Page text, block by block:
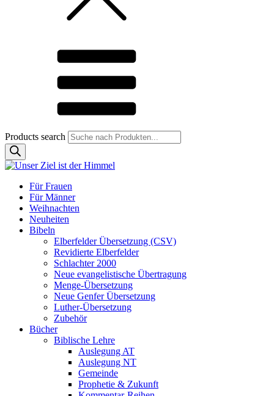
Products search
Für Frauen
Für Männer
Weihnachten
Neuheiten
Bibeln
Elberfelder Übersetzung (CSV)
Revidierte Elberfelder
Schlachter 2000
Neue evangelistische Übertragung
Menge-Übersetzung
Neue Genfer Übersetzung
Luther-Übersetzung
Zubehör
Bücher
Biblische Lehre
Auslegung AT
Auslegung NT
Gemeinde
Prophetie & Zukunft